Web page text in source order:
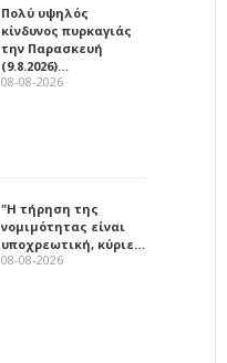
Πολύ υψηλός
κίνδυνος πυρκαγιάς
την Παρασκευή
(9.8.2026)…
08-08-2026
"Η τήρηση της
νομιμότητας είναι
υποχρεωτική, κύριε…
08-08-2026